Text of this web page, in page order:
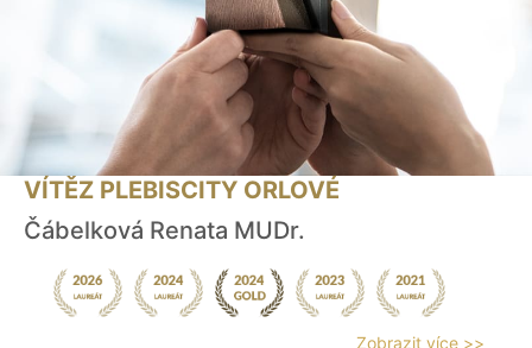
VÍTĚZ PLEBISCITY ORLOVÉ
Čábelková Renata MUDr.
Zobrazit více >>